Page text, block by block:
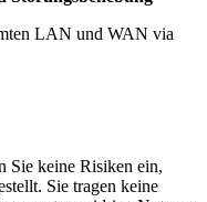
LAN und WAN via
Sie keine Risiken ein,
Sie tragen keine